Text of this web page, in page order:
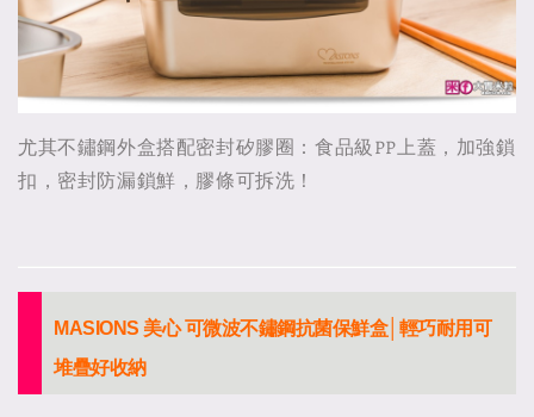
尤其不鏽鋼外盒搭配密封矽膠圈：食品級PP上蓋，加強鎖
扣，密封防漏鎖鮮，膠條可拆洗！
MASIONS 美心 可微波不鏽鋼抗菌保鮮盒│輕巧耐用可
堆疊好收納